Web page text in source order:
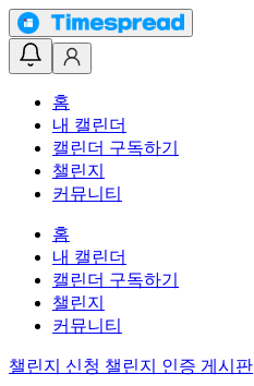
홈
내 캘린더
캘린더 구독하기
챌린지
커뮤니티
홈
내 캘린더
캘린더 구독하기
챌린지
커뮤니티
챌린지 신청 챌린지 인증 게시판